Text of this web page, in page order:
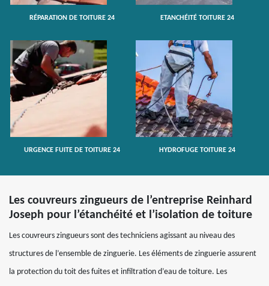
RÉPARATION DE TOITURE 24 ETANCHÉITÉ TOITURE 24
URGENCE FUITE DE TOITURE 24 HYDROFUGE TOITURE 24
Les couvreurs zingueurs de l’entreprise Reinhard
Joseph pour l’étanchéité et l’isolation de toiture
Les couvreurs zingueurs sont des techniciens agissant au niveau des
structures de l’ensemble de zinguerie. Les éléments de zinguerie assurent
la protection du toit des fuites et infiltration d’eau de toiture. Les